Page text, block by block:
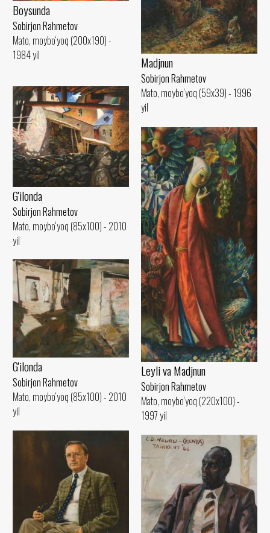
Madjnun
Sobirjon Rahmetov
Mato, moybo‘yoq (59x39) - 1996
yil
Boysunda
Sobirjon Rahmetov
Mato, moybo‘yoq (200x190) -
1984 yil
G'ilonda
Sobirjon Rahmetov
Mato, moybo‘yoq (85x100) - 2010
yil
Leyli va Madjnun
Sobirjon Rahmetov
Mato, moybo‘yoq (220x100) -
1997 yil
G'ilonda
Sobirjon Rahmetov
Mato, moybo‘yoq (85x100) - 2010
yil